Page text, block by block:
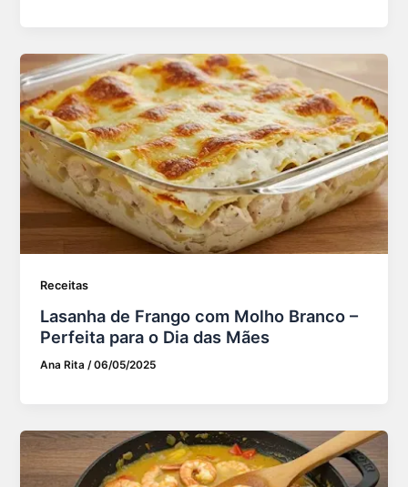
Receitas
Lasanha de Frango com Molho Branco –
Perfeita para o Dia das Mães
Ana Rita/06/05/2025